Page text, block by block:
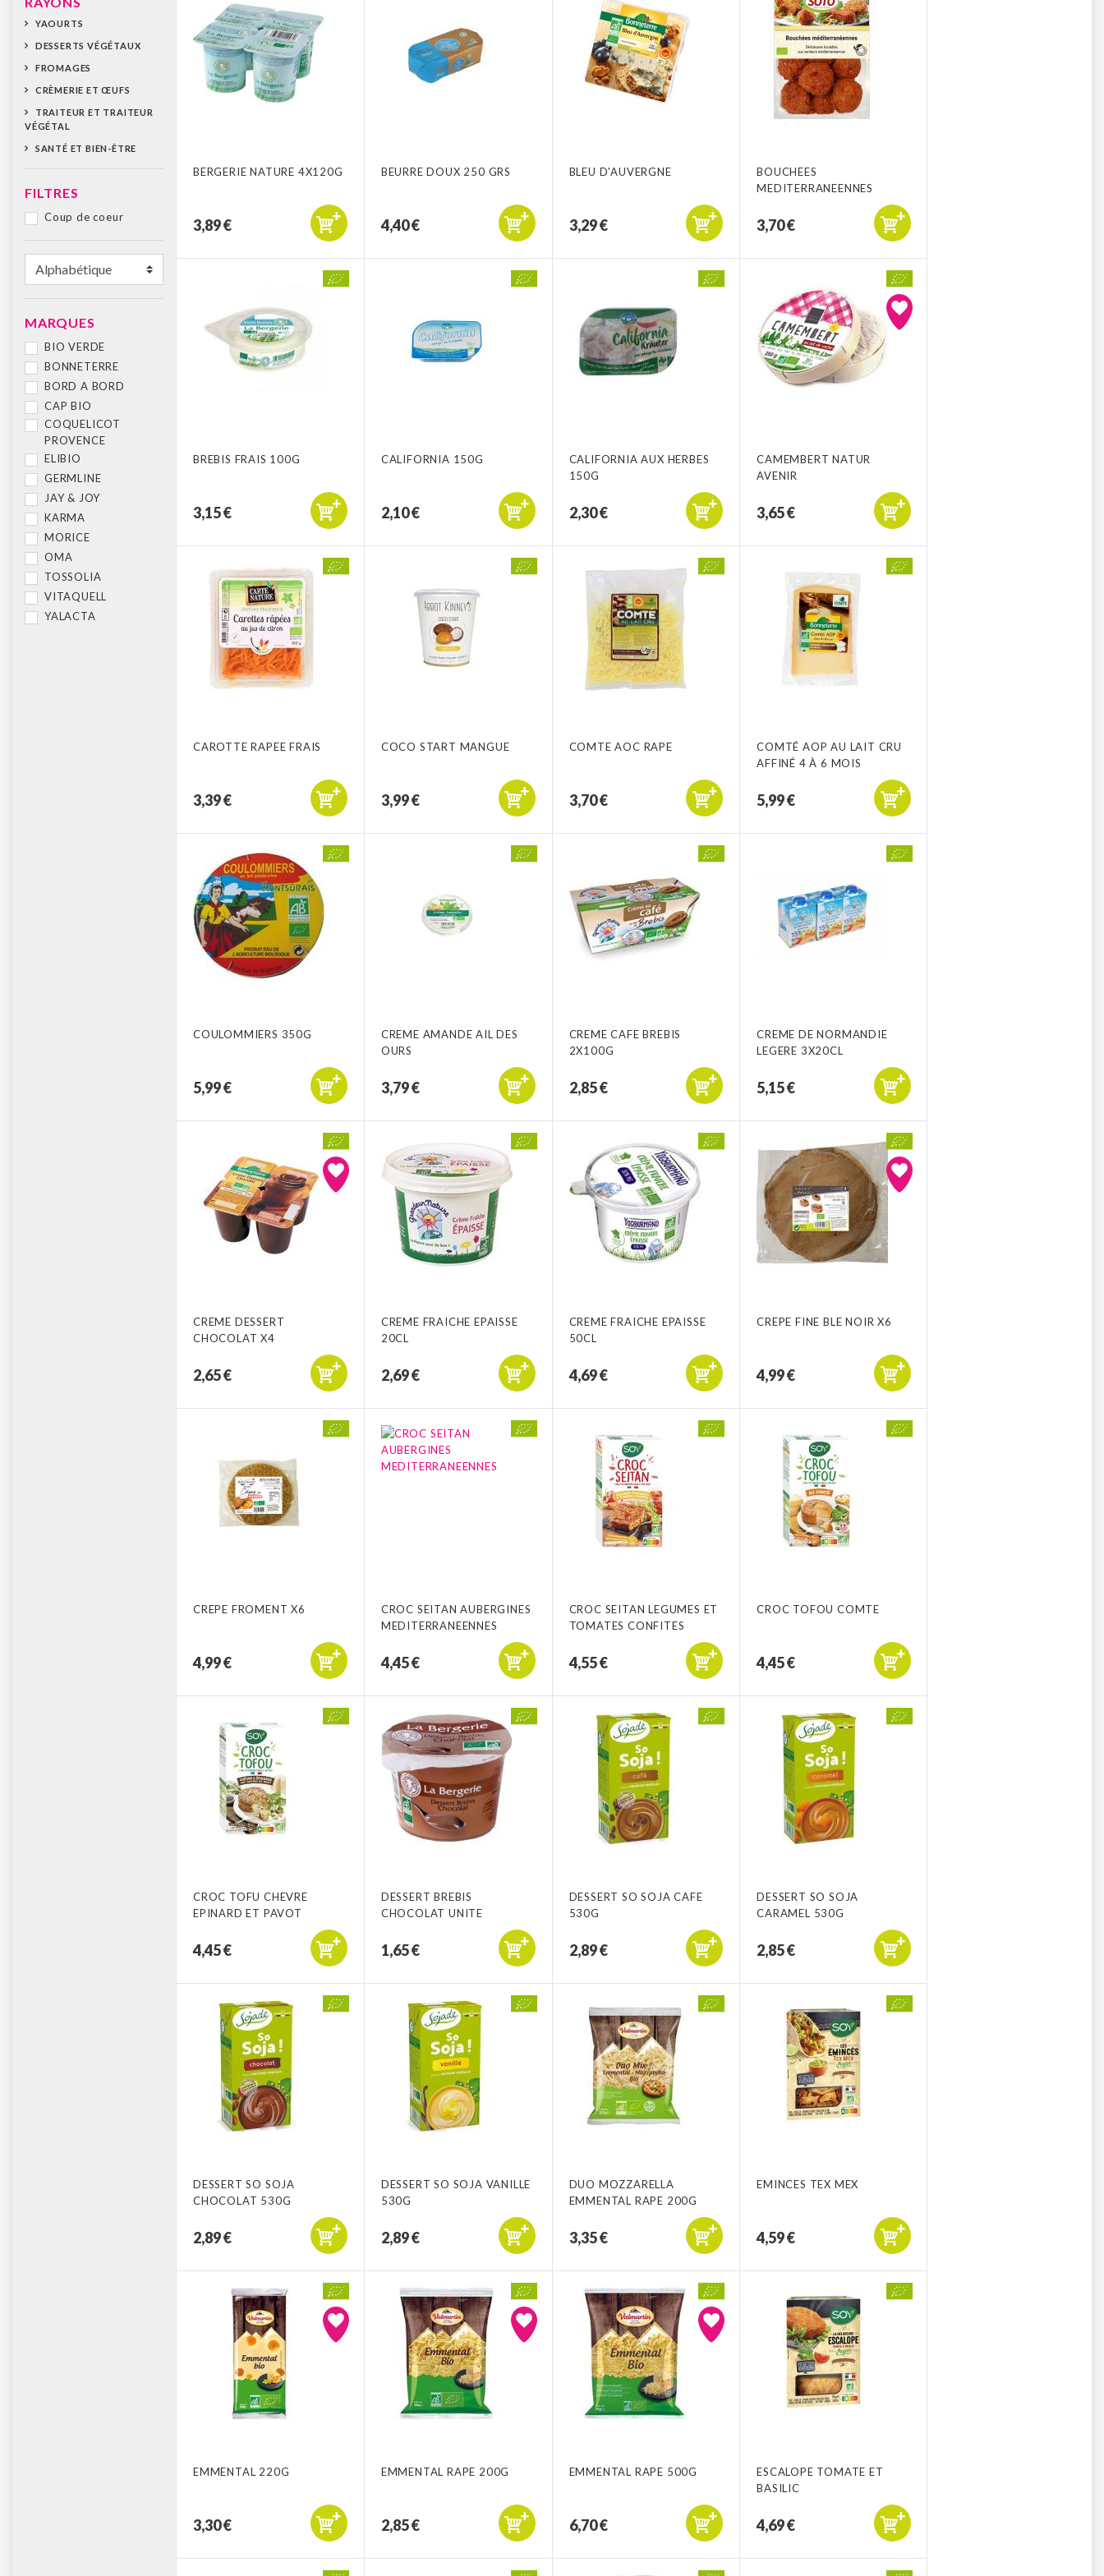
YAOURTS
DESSERTS VÉGÉTAUX
FROMAGES
CRÈMERIE ET ŒUFS
TRAITEUR ET TRAITEUR
VÉGÉTAL
SANTÉ ET BIEN-ÊTRE
FILTRES
Coup de coeur
MARQUES
BIO VERDE
BONNETERRE
BORD A BORD
CAP BIO
COQUELICOT
PROVENCE
ELIBIO
GERMLINE
JAY & JOY
KARMA
MORICE
OMA
TOSSOLIA
VITAQUELL
YALACTA
BERGERIE NATURE 4X120G
3,89 €
BEURRE DOUX 250 GRS
4,40 €
BLEU D'AUVERGNE
3,29 €
BOUCHEES
MEDITERRANEENNES
3,70 €
BREBIS FRAIS 100G
3,15 €
CALIFORNIA 150G
2,10 €
CALIFORNIA AUX HERBES
150G
2,30 €
CAMEMBERT NATUR
AVENIR
3,65 €
CAROTTE RAPEE FRAIS
3,39 €
COCO START MANGUE
3,99 €
COMTE AOC RAPE
3,70 €
COMTÉ AOP AU LAIT CRU
AFFINÉ 4 À 6 MOIS
5,99 €
COULOMMIERS 350G
5,99 €
CREME AMANDE AIL DES
OURS
3,79 €
CREME CAFE BREBIS
2X100G
2,85 €
CREME DE NORMANDIE
LEGERE 3X20CL
5,15 €
CREME DESSERT
CHOCOLAT X4
2,65 €
CREME FRAICHE EPAISSE
20CL
2,69 €
CREME FRAICHE EPAISSE
50CL
4,69 €
CREPE FINE BLE NOIR X6
4,99 €
CREPE FROMENT X6
4,99 €
CROC SEITAN AUBERGINES
MEDITERRANEENNES
4,45 €
CROC SEITAN LEGUMES ET
TOMATES CONFITES
4,55 €
CROC TOFOU COMTE
4,45 €
CROC TOFU CHEVRE
EPINARD ET PAVOT
4,45 €
DESSERT BREBIS
CHOCOLAT UNITE
1,65 €
DESSERT SO SOJA CAFE
530G
2,89 €
DESSERT SO SOJA
CARAMEL 530G
2,85 €
DESSERT SO SOJA
CHOCOLAT 530G
2,89 €
DESSERT SO SOJA VANILLE
530G
2,89 €
DUO MOZZARELLA
EMMENTAL RAPE 200G
3,35 €
EMINCES TEX MEX
4,59 €
EMMENTAL 220G
3,30 €
EMMENTAL RAPE 200G
2,85 €
EMMENTAL RAPE 500G
6,70 €
ESCALOPE TOMATE ET
BASILIC
4,69 €